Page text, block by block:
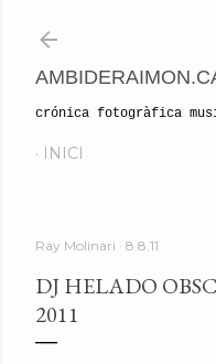
crónica fotogràfica
INICI
Ray Molinari 8.8.11
DJ HELADO
2011